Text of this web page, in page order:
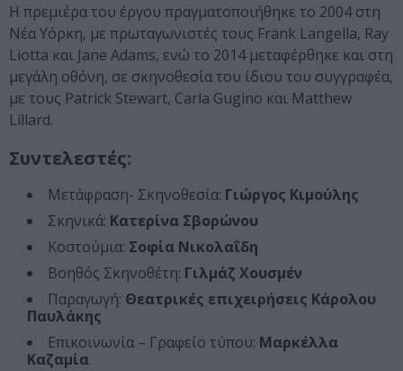
Η πρεμιέρα του έργου πραγματοποιήθηκε το 2004 στη
Νέα Υόρκη, με πρωταγωνιστές τους Frank Langella, Ray
Liotta και Jane Adams, ενώ το 2014 μεταφέρθηκε και στη
μεγάλη οθόνη, σε σκηνοθεσία του ίδιου του συγγραφέα,
με τους Patrick Stewart, Carla Gugino και Matthew
Lillard.
Συντελεστές:
Μετάφραση- Σκηνοθεσία: Γιώργος Κιμούλης
Σκηνικά: Κατερίνα Σβορώνου
Κοστούμια: Σοφία Νικολαΐδη
Βοηθός Σκηνοθέτη: Γιλμάζ Χουσμέν
Παραγωγή: Θεατρικές επιχειρήσεις Κάρολου
Παυλάκης
Επικοινωνία – Γραφείο τύπου: Μαρκέλλα
Καζαμία